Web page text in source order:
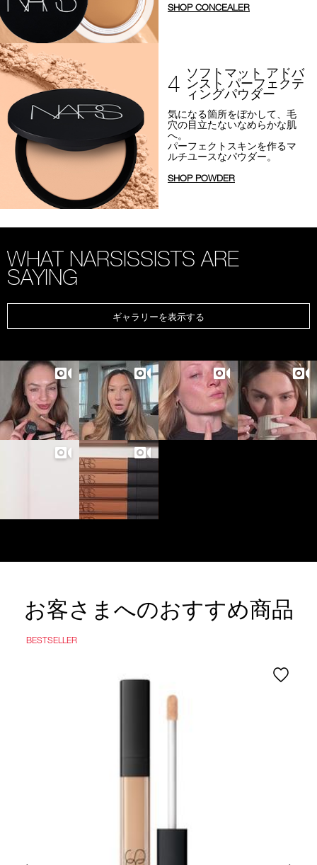
SHOP CONCEALER
4 ソフトマット アドバ
ンスト パーフェクテ
ィングパウダー
気になる箇所をぼかして、 毛
穴の目立たないなめらかな肌
へ。
パーフェクトスキンを作るマ
ルチユースなパウダー。
SHOP POWDER
WHAT NARSISSISTS ARE
SAYING
ギャラリーを表示する
お客さまへのおすすめ商品
BESTSELLER